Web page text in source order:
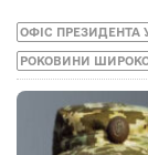
ОФІС ПРЕЗИДЕНТА
РОКОВИНИ